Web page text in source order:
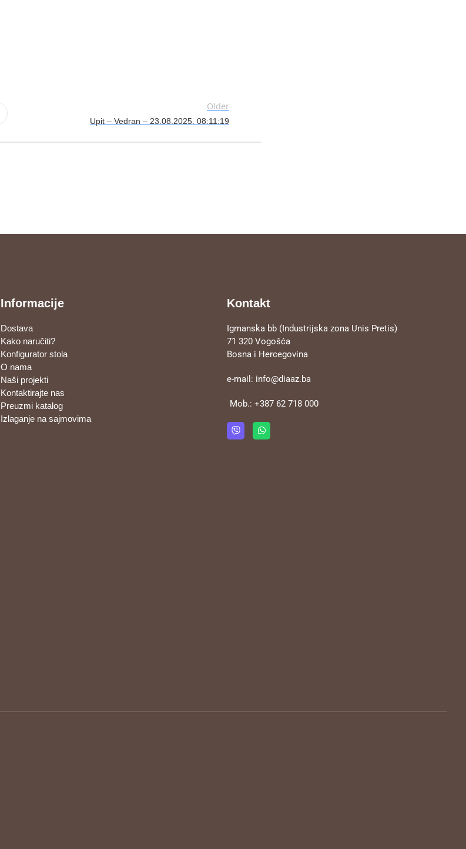
Older
Upit – Vedran – 23.08.2025. 08:11:19
Informacije
Dostava
Kako naručiti?
Konfigurator stola
O nama
Naši projekti
Kontaktirajte nas
Preuzmi katalog
Izlaganje na sajmovima
Kontakt
Igmanska bb (Industrijska zona Unis Pretis)
71 320 Vogošća
Bosna i Hercegovina
e-mail: info@diaaz.ba
Mob.:+387 62 718 000